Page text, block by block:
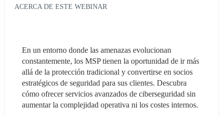
ACERCA DE ESTE WEBINAR
En un entorno donde las amenazas evolucionan
constantemente, los MSP tienen la oportunidad de ir más
allá de la protección tradicional y convertirse en socios
estratégicos de seguridad para sus clientes. Descubra
cómo ofrecer servicios avanzados de ciberseguridad sin
aumentar la complejidad operativa ni los costes internos.